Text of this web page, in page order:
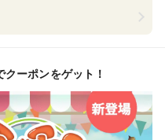
ーポンをゲット！